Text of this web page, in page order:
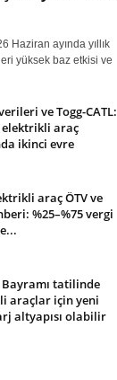
Haziran ayında yıllık
yüksek baz etkisi ve
ve Togg-CATL:
elektrikli araç
ikinci evre
araç ÖTV ve
%25–%75 vergi
tatilinde
araçlar için yeni
altyapısı olabilir